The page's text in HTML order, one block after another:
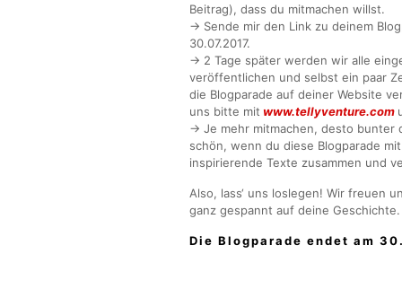
Beitrag), dass du mitmachen willst.
→ Sende mir den Link zu deinem
30.07.2017.
→ 2 Tage später werden wir alle
veröffentlichen und selbst ein paar
die Blogparade auf deiner Website
uns bitte mit www.tellyventure.com
→ Je mehr mitmachen, desto bunter
schön, wenn du diese Blogparade
inspirierende Texte zusammen und
Also, lass‘ uns loslegen! Wir freuen
ganz gespannt auf deine
Die Blogparade endet am